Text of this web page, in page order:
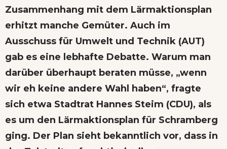
Zusammenhang mit dem Lärmaktionsplan
erhitzt manche Gemüter. Auch im
Ausschuss für Umwelt und Technik (AUT)
gab es eine lebhafte Debatte. Warum man
darüber überhaupt beraten müsse, „wenn
wir eh keine andere Wahl haben“, fragte
sich etwa Stadtrat Hannes Steim (CDU), als
es um den Lärmaktionsplan für Schramberg
ging. Der Plan sieht bekanntlich vor, dass in